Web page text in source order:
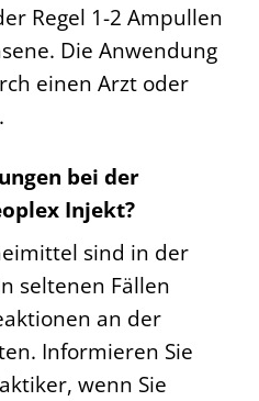
Regel 1-2 Ampullen
Die Anwendung
einen Arzt oder
bei der
Injekt?
sind in der
seltenen Fällen
an der
Informieren Sie
wenn Sie